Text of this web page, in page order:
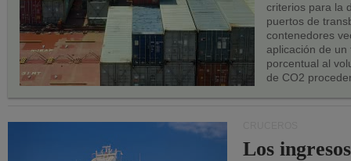
criterios para la
puertos de
contenedores
aplicación de
porcentual al
de CO2
Los